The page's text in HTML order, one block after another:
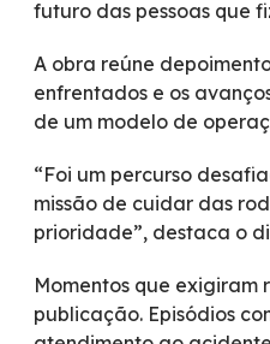
futuro das pessoas que
A obra reúne
enfrentados e os
de um modelo de
“Foi um percurso
missão de cuidar das
prioridade”, destaca o
Momentos que exigiram
publicação. Episódios